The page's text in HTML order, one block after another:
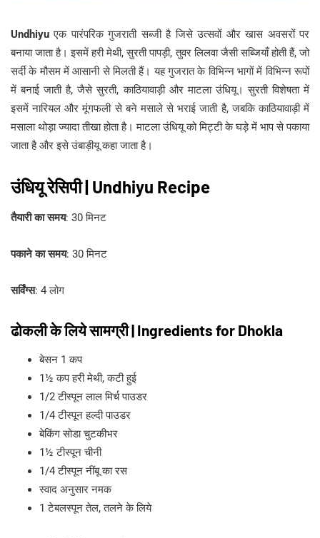
Undhiyuएक पारंपरिक गुजराती सब्जी है जिसे उत्सवों और खास अवसरों पर
बनाया जाता है। इसमें हरी मेथी, सुरती पापड़ी, तुवर लिलवा जैसी सब्जियाँ होती हैं, जो
सर्दी के मौसम में आसानी से मिलती हैं। यह गुजरात के विभिन्न भागों में विभिन्न रूपों
में बनाई जाती है, जैसे सुरती, काठियावाड़ी और माटला उंधियू। सुरती विशेषता में
इसमें नारियल और मूंगफली से बने मसाले से भराई जाती है, जबकि काठियावाड़ी में
मसाला थोड़ा ज्यादा तीखा होता है। माटला उंधियू को मिट्टी के घड़े में भाप से पकाया
जाता है और इसे उंबाड़ीयू कहा जाता है।
उंधियू रेसिपी | Undhiyu Recipe
तैयारी का समय: 30 मिनट
पकाने का समय: 30 मिनट
सर्विंग्स: 4 लोग
ढोकली के लिये सामग्री | Ingredients for Dhokla
बेसन 1 कप
1½ कप हरी मेथी, कटी हुई
1/2 टीस्पून लाल मिर्च पाउडर
1/4 टीस्पून हल्दी पाउडर
बेकिंग सोडा चुटकीभर
1½ टीस्पून चीनी
1/4 टीस्पून नींबू का रस
स्वाद अनुसार नमक
1 टेबलस्पून तेल, तलने के लिये